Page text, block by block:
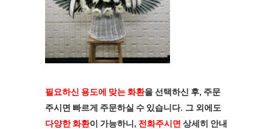
필요하신 용도에 맞는 화환을 선택하신 후, 주문
주시면 빠르게 주문하실 수 있습니다. 그 외에도
다양한 화환이 가능하니, 전화주시면 상세히 안내